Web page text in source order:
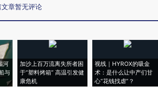
章暂无评论
河
与
加沙上百万流离失所者困
于“塑料烤箱” 高温引发健
康危机
视线｜HYROX的吸金
术：是什么让中产们甘
心“花钱找虐”？